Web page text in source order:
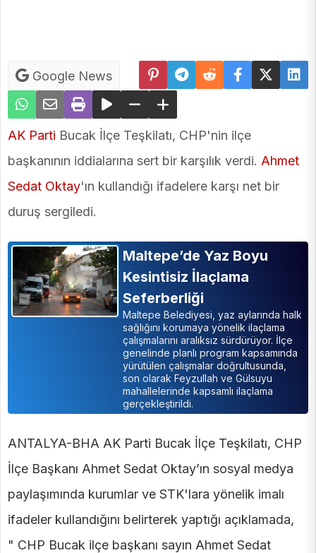
Google News
AK Parti Bucak İlçe Teşkilatı, CHP'nin ilçe
başkanının iddialarına sert bir karşılık verdi. Ahmet
Sedat Oktay'ın kullandığı ifadelere karşı net bir
duruş sergiledi.
Maltepe’de Yaz Boyu
Kesintisiz İlaçlama
Seferberliği
Maltepe Belediyesi, yaz aylarında halk
sağlığını korumaya yönelik ilaçlama
çalışmalarını aralıksız sürdürüyor. İlçe
genelinde planlı program kapsamında
yürütülen çalışmalar doğrultusunda,
son olarak Feyzullah ve Gülsuyu
mahallelerinde kapsamlı ilaçlama
gerçekleştirildi.
ANTALYA-BHA AK Parti Bucak İlçe Teşkilatı, CHP
İlçe Başkanı Ahmet Sedat Oktay’ın sosyal medya
paylaşımında kurumlar ve STK'lara yönelik imalı
ifadeler kullandığını belirterek yaptığı açıklamada,
" CHP Bucak ilçe başkanı sayın Ahmet Sedat